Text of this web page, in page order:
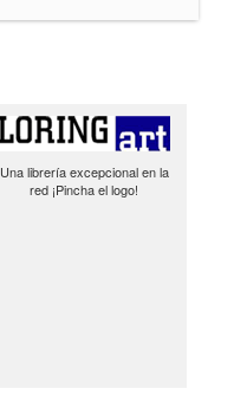
Una librería excepcional en la
red ¡Pincha el logo!